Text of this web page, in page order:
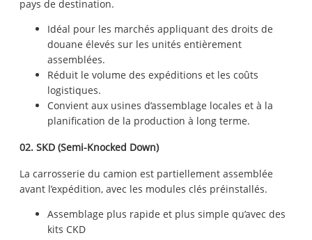
pays de destination.
Idéal pour les marchés appliquant des droits de
douane élevés sur les unités entièrement
assemblées.
Réduit le volume des expéditions et les coûts
logistiques.
Convient aux usines d’assemblage locales et à la
planification de la production à long terme.
02. SKD (Semi-Knocked Down)
La carrosserie du camion est partiellement assemblée
avant l’expédition, avec les modules clés préinstallés.
Assemblage plus rapide et plus simple qu’avec des
kits CKD